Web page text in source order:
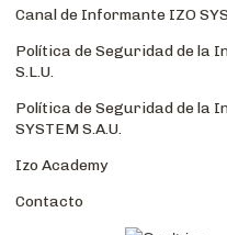
Canal de Informante IZO
Política de Seguridad de la
S.L.U.
Política de Seguridad de la
SYSTEM S.A.U.
Izo Academy
Contacto